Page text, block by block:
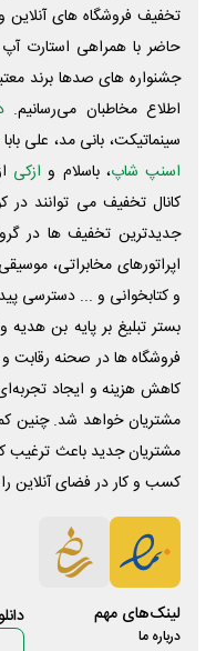
تخفیف فروشگاه های
حاضر با همراهی استارت
جشنواره های صدها برند
اطلاع مخاطبان می‌رسانیم.
سینماتیکت، بانی مد، علی‌ بابا
اسنپ شاپ، باسلام و ازکی
کانال تخفیف می توانند در
جدیدترین تخفیف ها در
اپراتورهای مخابراتی،
و کتابخوانی و ... دسترسی
بستر تبلیغ بر پایه بن
فروشگاه ها در صحنه رقابت
کاهش هزینه و ایجاد
مشتریان خواهد شد. چنین
مشتریان جدید باعث ترغیب
کسب و کار در فضای آنلاین
لینک‌های مهم
درباره ما